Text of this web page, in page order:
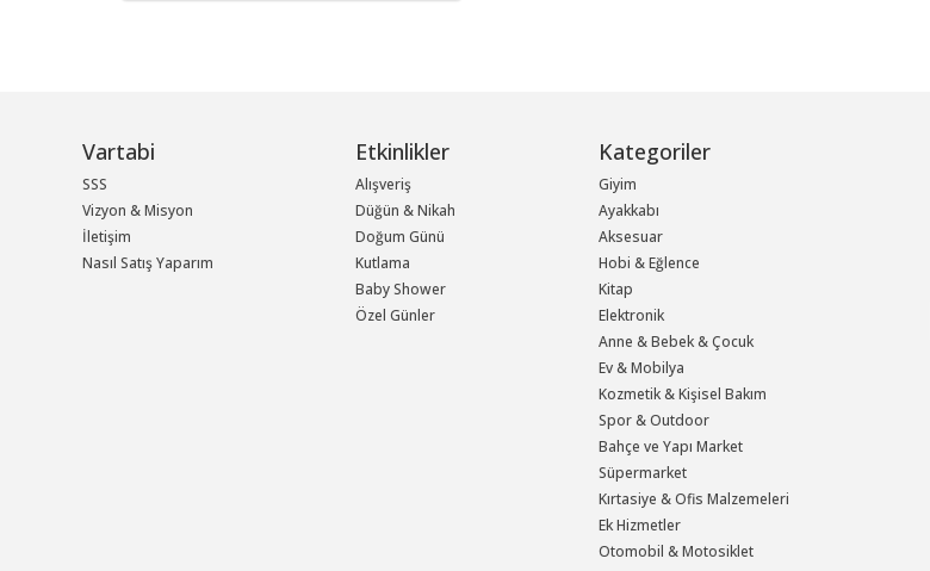
Vartabi
SSS
Vizyon & Misyon
İletişim
Nasıl Satış Yaparım
Etkinlikler
Alışveriş
Düğün & Nikah
Doğum Günü
Kutlama
Baby Shower
Özel Günler
Kategoriler
Giyim
Ayakkabı
Aksesuar
Hobi & Eğlence
Kitap
Elektronik
Anne & Bebek & Çocuk
Ev & Mobilya
Kozmetik & Kişisel Bakım
Spor & Outdoor
Bahçe ve Yapı Market
Süpermarket
Kırtasiye & Ofis Malzemeleri
Ek Hizmetler
Otomobil & Motosiklet